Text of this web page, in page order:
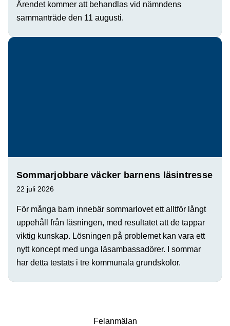
Ärendet kommer att behandlas vid nämndens
sammanträde den 11 augusti.
Sommarjobbare väcker barnens läsintresse
22 juli 2026
För många barn innebär sommarlovet ett alltför långt
uppehåll från läsningen, med resultatet att de tappar
viktig kunskap. Lösningen på problemet kan vara ett
nytt koncept med unga läsambassadörer. I sommar
har detta testats i tre kommunala grundskolor.
Fel­anmälan